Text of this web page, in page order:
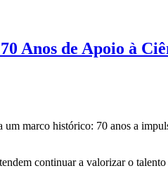
Anos de Apoio à
marco histórico: 70 anos a
continuar a valorizar o